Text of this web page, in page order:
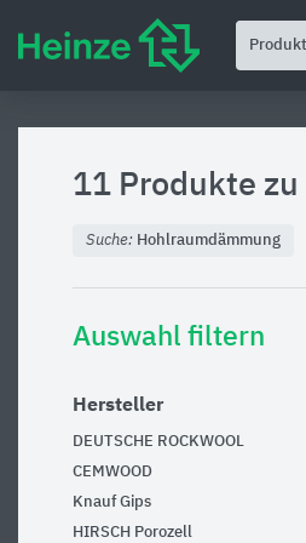
11 Produkte zu
Suche: Hohlraumdämmung
Auswahl filtern
Hersteller
DEUTSCHE ROCKWOOL
CEMWOOD
Knauf Gips
HIRSCH Porozell